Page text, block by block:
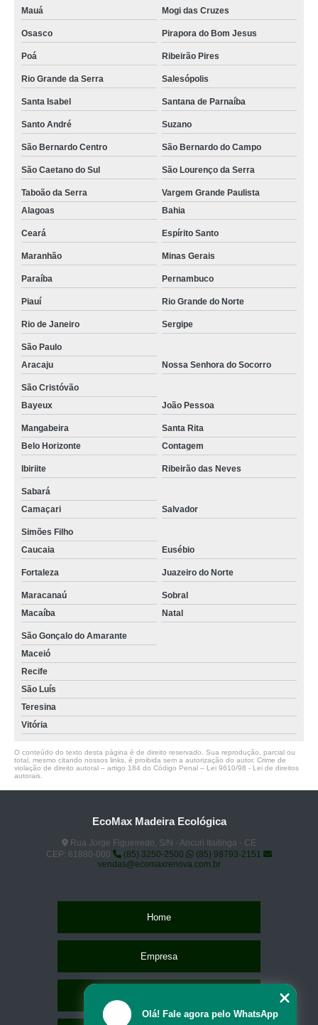
Mauá Mogi das Cruzes
Osasco Pirapora do Bom Jesus
Poá Ribeirão Pires
Rio Grande da Serra Salesópolis
Santa Isabel Santana de Parnaíba
Santo André Suzano
São Bernardo Centro São Bernardo do Campo
São Caetano do Sul São Lourenço da Serra
Taboão da Serra
Vargem Grande Paulista
Alagoas
Bahia
Ceará Espírito Santo
Maranhão Minas Gerais
Paraíba Pernambuco
Piauí Rio Grande do Norte
Rio de Janeiro Sergipe
São Paulo
Aracaju
Nossa Senhora do Socorro
São Cristóvão
Bayeux
João Pessoa
Mangabeira
Santa Rita
Belo Horizonte
Contagem
Ibiriite Ribeirão das Neves
Sabará
Camaçari
Salvador
Simões Filho
Caucaia
Eusébio
Fortaleza Juazeiro do Norte
Maracanaú
Sobral
Macaíba
Natal
São Gonçalo do Amarante
Maceió
Recife
São Luís
Teresina
Vitória
O conteúdo do texto desta página é de direito reservado. Sua reprodução, parcial ou
total, mesmo citando nossos links, é proibida sem a autorização do autor. Crime de
violação de direito autoral – artigo 184 do Código Penal – Lei 9610/98 - Lei de direitos
autorais
EcoMax Madeira Ecológica
Rua Jorge Figueiredo, S/N - Ancuri Itaitinga - CE
CEP: 61880-000
(85) 3250-2500
(85) 98793-2151
vendas@ecomaxrenova.com.br
Home
Empresa
Olá! Fale agora pelo WhatsApp